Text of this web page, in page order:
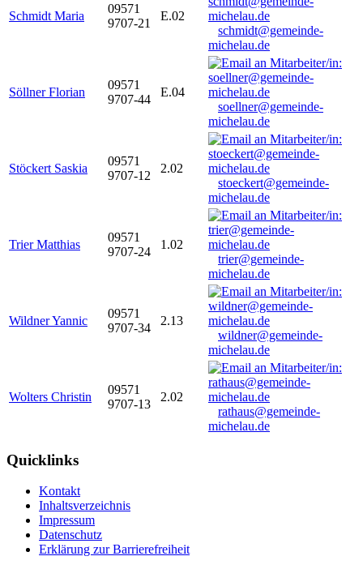
Schmidt Maria
09571
9707-21
E.02
schmidt@gemeinde-
michelau.de
Söllner Florian
09571
9707-44
E.04
soellner@gemeinde-
michelau.de
Stöckert Saskia
09571
9707-12
2.02
stoeckert@gemeinde-
michelau.de
Trier Matthias
09571
9707-24
1.02
trier@gemeinde-
michelau.de
Wildner Yannic
09571
9707-34
2.13
wildner@gemeinde-
michelau.de
Wolters Christin
09571
9707-13
2.02
rathaus@gemeinde-
michelau.de
Quicklinks
Kontakt
Inhaltsverzeichnis
Impressum
Datenschutz
Erklärung zur Barrierefreiheit